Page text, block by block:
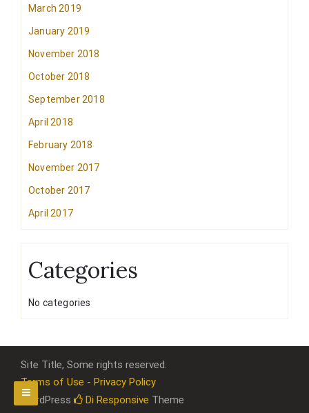
March 2019
January 2019
November 2018
October 2018
September 2018
April 2018
February 2018
November 2017
October 2017
April 2017
Categories
No categories
Site Title, Some rights reserved.
Terms of Use - Privacy Policy
WordPress
Di Responsive Theme